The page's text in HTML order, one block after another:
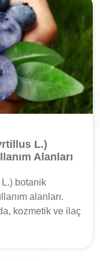
L.)
Alanları
botanik
alanları.
kozmetik ve ilaç